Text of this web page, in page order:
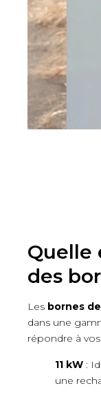
Quelle
des
Les bornes
dans une
répondre à
11 kW :
une